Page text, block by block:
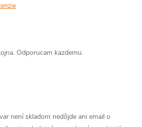
Odporucam kazdemu.
není skladom nedôjde ani email o